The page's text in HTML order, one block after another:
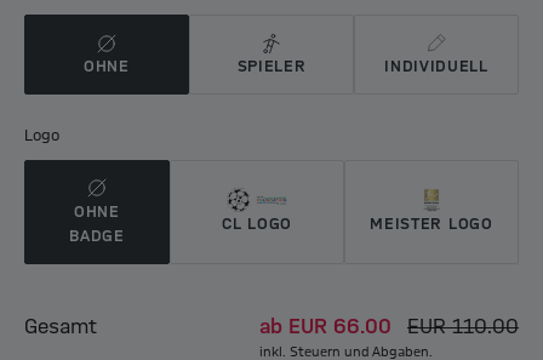
OHNE SPIELER INDIVIDUELL
Logo
OHNE
BADGE
CL LOGO MEISTER LOGO
Gesamt ab EUR 66.00 EUR 110.00
inkl. Steuern und Abgaben.